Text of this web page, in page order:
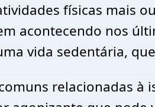
físicas mais
acontecendo nos
vida sedentária,
relacionadas